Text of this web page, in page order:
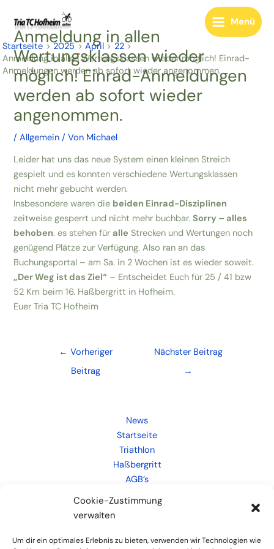
Cookie-Zustimmung
verwalten
Um dir ein optimales Erlebnis zu bieten, verwenden wir Technologien wie
Inhalt
springen
Main
Menu
Menü
Startseite 2025 April
22
Anmeldung in allen Wertungsklassen wieder möglich! Einrad-
Anmeldungen werden ab sofort wieder angenommen.
Anmeldung in allen
Wertungsklassen wieder
möglich! Einrad-Anmeldungen
werden ab sofort wieder
angenommen.
/Allgemein / Von Michael
Leider hat uns das neue System einen kleinen Streich
gespielt und es konnten verschiedene Wertungsklassen
nicht mehr gebucht werden.
Insbesondere waren die beiden Einrad-Disziplinen
zeitweise gesperrt und nicht mehr buchbar.Sorry – alles
behoben. es stehen für alle Strecken und Wertungen noch
genügend Plätze zur Verfügung. Also ran an das
Buchungsportal – am Sa. in 2 Wochen ist es wieder soweit.
„Der Weg ist das Ziel“ – Entscheidet Euch für 25 / 41 bzw
52 Km beim 16. Haßbergritt in Hofheim.
Euer Tria TC Hofheim
← Vorheriger
Beitrag
Nächster Beitrag
→
News
Startseite
Triathlon
Haßbergritt
AGB’s
Kontakt